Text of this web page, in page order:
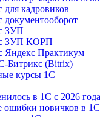
для кадровиков
документооборот
ЗУП
ЗУП КОРП
Яндекс Практикум
Битрикс (Bitrix)
курсы 1С
в 1С с 2026
новичков в 1С